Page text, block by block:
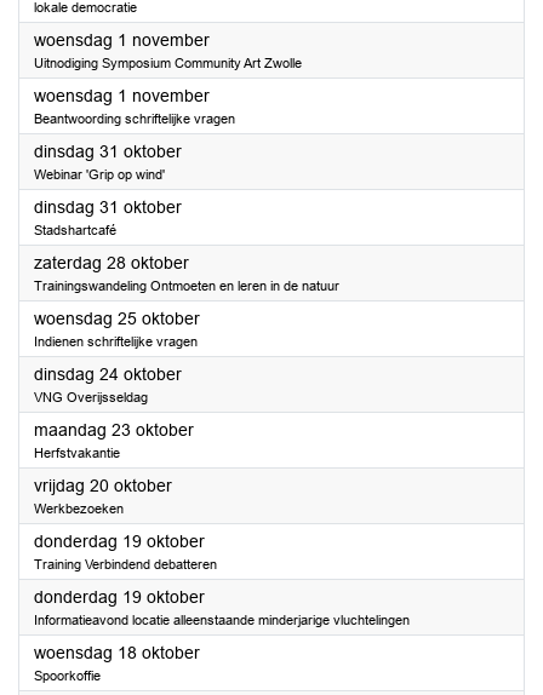
lokale democratie
woensdag 1 november2023
Uitnodiging Symposium Community Art Zwolle
woensdag 1 november2023
Beantwoording schriftelijke vragen
dinsdag 31 oktober2023
Webinar 'Grip op wind'
dinsdag 31 oktober2023
Stadshartcafé
zaterdag 28 oktober2023
Trainingswandeling Ontmoeten en leren in de natuur
woensdag 25 oktober2023
Indienen schriftelijke vragen
dinsdag 24 oktober2023
VNG Overijsseldag
maandag 23 oktober2023
Herfstvakantie
vrijdag 20 oktober2023
Werkbezoeken
donderdag 19 oktober2023
Training Verbindend debatteren
donderdag 19 oktober2023
Informatieavond locatie alleenstaande minderjarige vluchtelingen
woensdag 18 oktober2023
Spoorkoffie